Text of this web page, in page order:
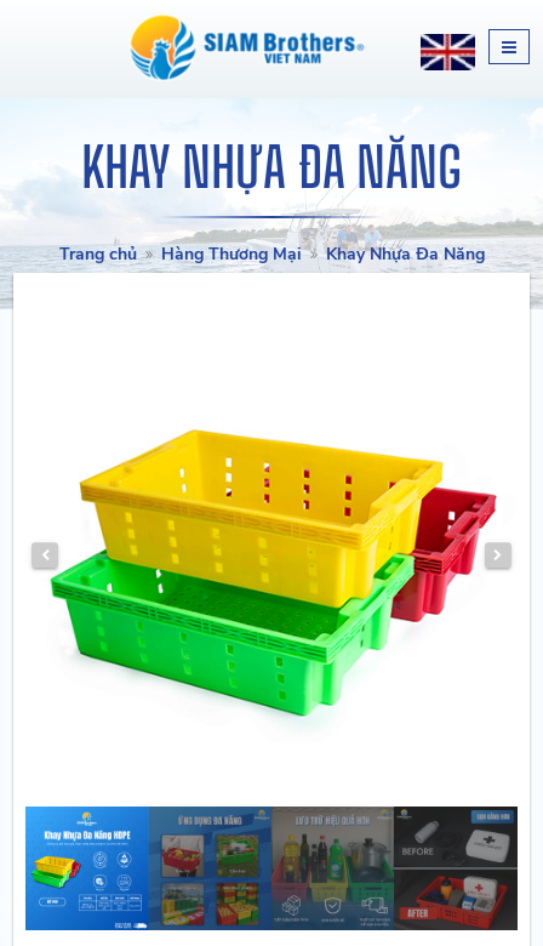
KHAY NHỰA ĐA NĂNG
Trang chủ Hàng Thương Mại Khay Nhựa Đa Năng